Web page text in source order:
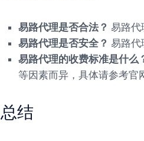
易路代理是否合法？ 易路代
易路代理是否安全？ 易路代
易路代理的收费标准是什么
等因素而异，具体请参考官
总结